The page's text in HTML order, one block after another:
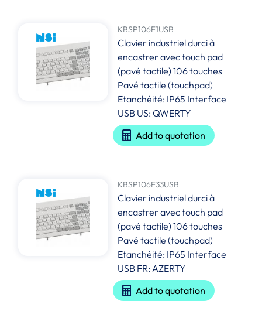
KBSP106F1USB
Clavier industriel durci à
encastrer avec touch pad
(pavé tactile) 106 touches
Pavé tactile (touchpad)
Etanchéité: IP65 Interface
USB US: QWERTY
Add to quotation
KBSP106F33USB
Clavier industriel durci à
encastrer avec touch pad
(pavé tactile) 106 touches
Pavé tactile (touchpad)
Etanchéité: IP65 Interface
USB FR: AZERTY
Add to quotation